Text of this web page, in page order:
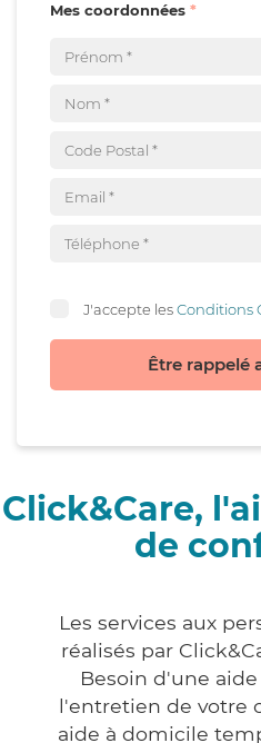
Mes coordonnées
J'accepte lesConditions
Être rappelé
Click&Care,
de
Les services aux
réalisés par
Besoin d'une
l'entretien de votre
aide à domicile